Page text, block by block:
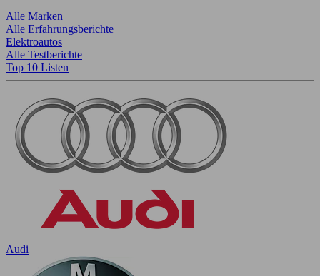
Alle Marken
Alle Erfahrungsberichte
Elektroautos
Alle Testberichte
Top 10 Listen
Audi